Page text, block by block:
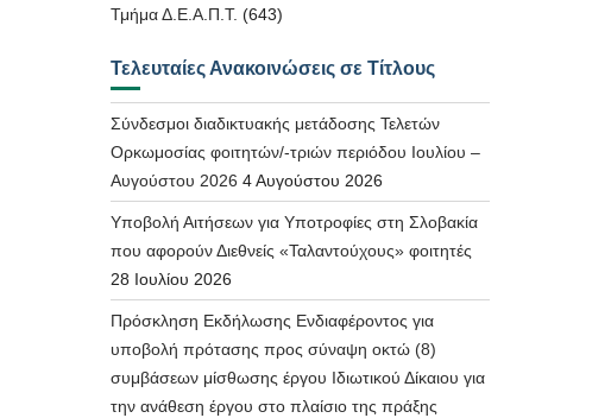
Τμήμα Δ.Ε.Α.Π.Τ. (643)
Τελευταίες Ανακοινώσεις σε Τίτλους
Σύνδεσμοι διαδικτυακής μετάδοσης Τελετών
Ορκωμοσίας φοιτητών/-τριών περιόδου Ιουλίου –
Αυγούστου 2026 4 Αυγούστου 2026
Υποβολή Αιτήσεων για Υποτροφίες στη Σλοβακία
που αφορούν Διεθνείς «Ταλαντούχους» φοιτητές
28 Ιουλίου 2026
Πρόσκληση Εκδήλωσης Ενδιαφέροντος για
υποβολή πρότασης προς σύναψη οκτώ (8)
συμβάσεων μίσθωσης έργου Ιδιωτικού Δίκαιου για
την ανάθεση έργου στο πλαίσιο της πράξης